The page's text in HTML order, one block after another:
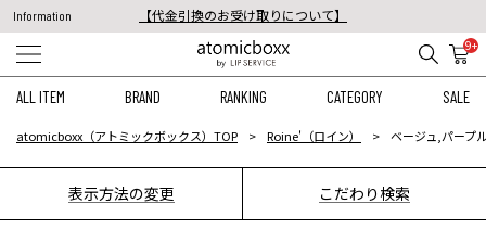
Information
【代金引換のお受け取りについて】
税込11,000円以上のご注文で送料無料！
9+
ALL ITEM BRAND RANKING CATEGORY SALE
atomicboxx（アトミックボックス）TOP Roine'（ロイン） ベージュ,パープ
表示方法の変更 こだわり検索